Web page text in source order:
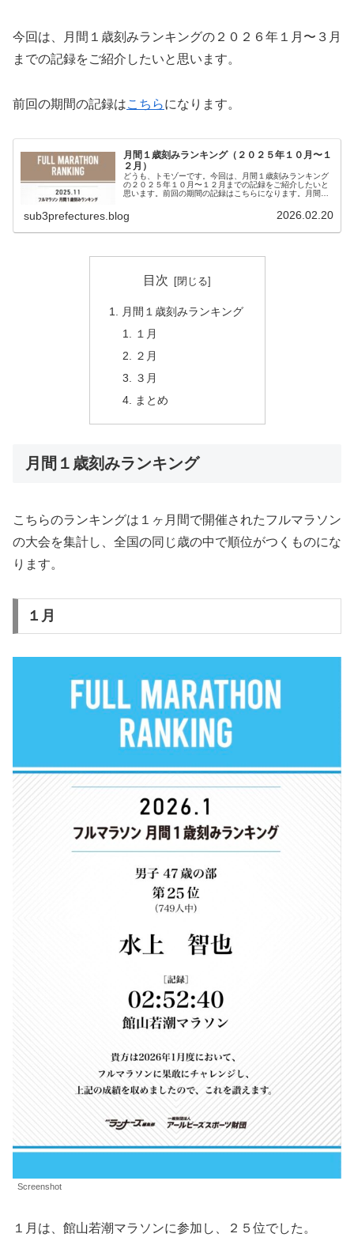
今回は、月間１歳刻みランキングの２０２６年１月〜３月
までの記録をご紹介したいと思います。
前回の期間の記録はこちらになります。
月間１歳刻みランキング（２０２５年１０月〜１
２月）
どうも、トモゾーです。今回は、月間１歳刻みランキング
の２０２５年１０月〜１２月までの記録をご紹介したいと
思います。前回の期間の記録はこちらになります。月間１
sub3prefectures.blog 2026.02.20
目次
月間１歳刻みランキング
１月
２月
３月
まとめ
月間１歳刻みランキング
こちらのランキングは１ヶ月間で開催されたフルマラソン
の大会を集計し、全国の同じ歳の中で順位がつくものにな
ります。
１月
Screenshot
１月は、館山若潮マラソンに参加し、２５位でした。